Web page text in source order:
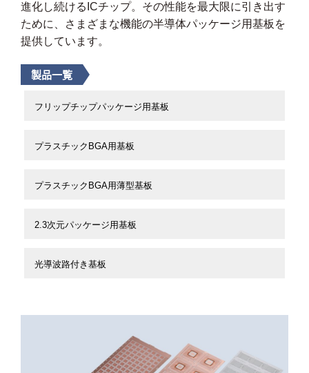
進化し続けるICチップ。その性能を最大限に引き出す
ために、さまざまな機能の半導体パッケージ用基板を
提供しています。
製品一覧
フリップチップパッケージ用基板
プラスチックBGA用基板
プラスチックBGA用薄型基板
2.3次元パッケージ用基板
光導波路付き基板